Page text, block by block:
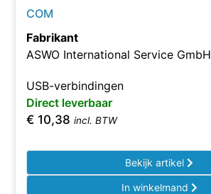
COM
Fabrikant
ASWO International Service GmbH
USB-verbindingen
Direct leverbaar
€ 10,38 incl. BTW
Bekijk artikel
In winkelmand